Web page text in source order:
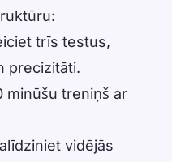
trīs testus,
precizitāti.
minūšu treniņš ar
vidējās